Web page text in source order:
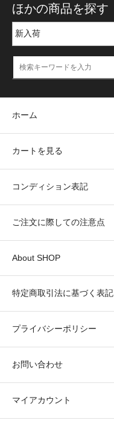
ほかの商品を探す
ホーム
カートを見る
コンディション表記
ご注文に際しての注意点
About SHOP
特定商取引法に基づく表記
プライバシーポリシー
お問い合わせ
マイアカウント